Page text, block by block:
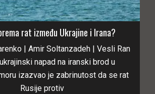
rat između Ukrajine i Irana?
| Amir Soltanzadeh | Vesli Ran
napad na iranski brod u
izazvao je zabrinutost da se rat
Rusije protiv